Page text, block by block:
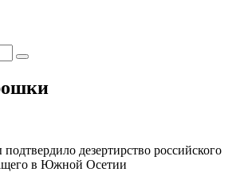
дезертирство российского
в Южной Осетии